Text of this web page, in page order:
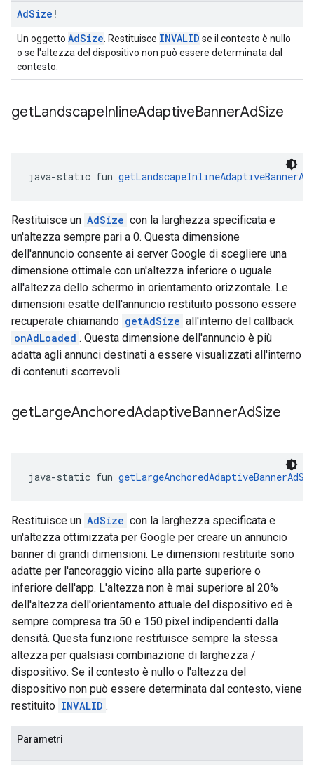
AdSize !
Un oggetto AdSize . Restituisce INVALID se il contesto è nullo
o se l'altezza del dispositivo non può essere determinata dal
contesto.
getLandscapeInlineAdaptiveBannerAdSize
java-static fun
Restituisce un AdSize con la larghezza specificata e
un'altezza sempre pari a 0. Questa dimensione
dell'annuncio consente ai server Google di scegliere una
dimensione ottimale con un'altezza inferiore o uguale
all'altezza dello schermo in orientamento orizzontale. Le
dimensioni esatte dell'annuncio restituito possono essere
recuperate chiamando getAdSize all'interno del callback
onAdLoaded . Questa dimensione dell'annuncio è più
adatta agli annunci destinati a essere visualizzati all'interno
di contenuti scorrevoli.
getLargeAnchoredAdaptiveBannerAdSize
java-static fun
Restituisce un AdSize con la larghezza specificata e
un'altezza ottimizzata per Google per creare un annuncio
banner di grandi dimensioni. Le dimensioni restituite sono
adatte per l'ancoraggio vicino alla parte superiore o
inferiore dell'app. L'altezza non è mai superiore al 20%
dell'altezza dell'orientamento attuale del dispositivo ed è
sempre compresa tra 50 e 150 pixel indipendenti dalla
densità. Questa funzione restituisce sempre la stessa
altezza per qualsiasi combinazione di larghezza /
dispositivo. Se il contesto è nullo o l'altezza del
dispositivo non può essere determinata dal contesto, viene
restituito INVALID .
Parametri